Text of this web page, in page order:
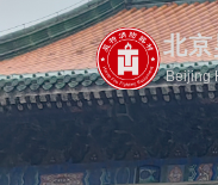
Beijing
北